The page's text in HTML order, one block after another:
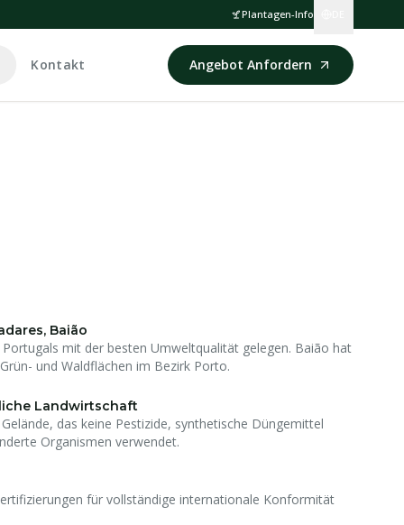
Plantagen-Info
Kontakt Angebot Anfordern
Baião
mit der besten Umweltqualität gelegen. Baião hat
und Waldflächen im Bezirk Porto.
Landwirtschaft
das keine Pestizide, synthetische Düngemittel
Organismen verwendet.
für vollständige internationale Konformität